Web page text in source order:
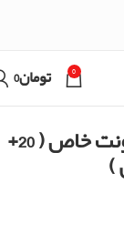
0 تومان0
راهنمای کامل اسم گیمری خفن با فونت خاص ( 20+
)